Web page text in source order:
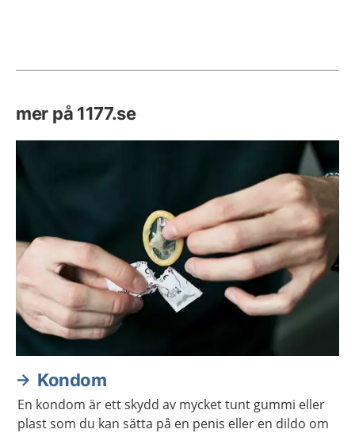
mer på 1177.se
Kondom
En kondom är ett skydd av mycket tunt gummi eller
plast som du kan sätta på en penis eller en dildo om